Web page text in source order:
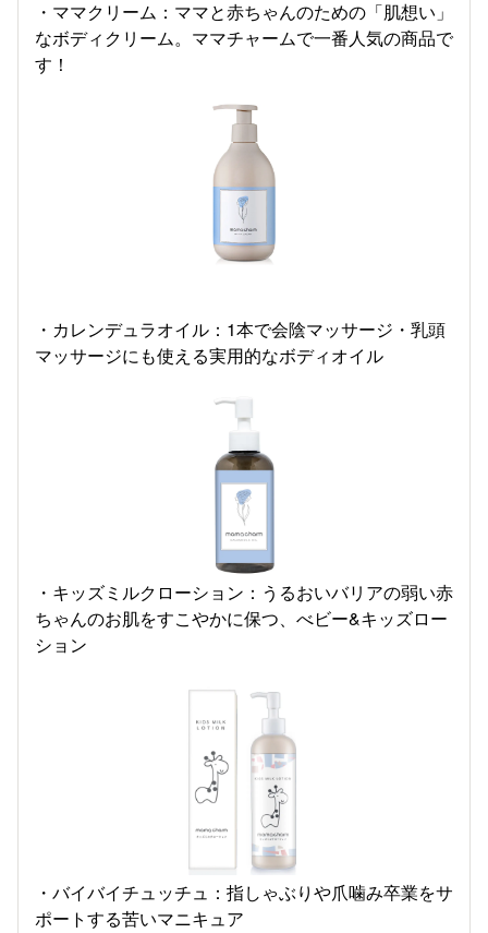
・ママクリーム：ママと赤ちゃんのための「肌想い」
なボディクリーム。ママチャームで一番人気の商品で
す！
・カレンデュラオイル：1本で会陰マッサージ・乳頭
マッサージにも使える実用的なボディオイル
・キッズミルクローション：うるおいバリアの弱い赤
ちゃんのお肌をすこやかに保つ、べビー&キッズロー
ション
・バイバイチュッチュ：指しゃぶりや爪噛み卒業をサ
ポートする苦いマニキュア